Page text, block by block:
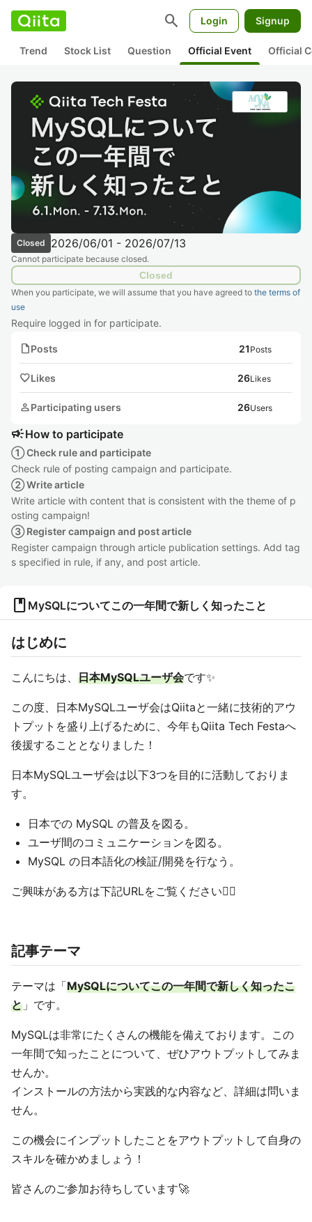
search Login Signup
Trend Stock List Question Official Event Official
Closed 2026/06/01 - 2026/07/13
Cannot participate because closed.
Closed
When you participate, we will assume that you have agreed to the terms of
use
Require logged in for participate.
notePosts 21 Posts
favoriteLikes 26Likes
personParticipating users 26Users
campaignHow to participate
① Check rule and participate
Check rule of posting campaign and participate.
② Write article
Write article with content that is consistent with the theme of p
osting campaign!
③ Register campaign and post article
Register campaign through article publication settings. Add tag
s specified in rule, if any, and post article.
book MySQLについてこの一年間で新しく知ったこと
はじめに
こんにちは、 日本MySQLユーザ会です✨
この度、日本MySQLユーザ会はQiitaと一緒に技術的アウ
トプットを盛り上げるために、今年もQiita Tech Festaへ
後援することとなりました！
日本MySQLユーザ会は以下3つを目的に活動しておりま
す。
日本での MySQL の普及を図る。
ユーザ間のコミュニケーションを図る。
MySQL の日本語化の検証/開発を行なう。
ご興味がある方は下記URLをご覧ください💁‍♂️
記事テーマ
テーマは「MySQLについてこの一年間で新しく知ったこ
と 」です。
MySQLは非常にたくさんの機能を備えております。この
一年間で知ったことについて、ぜひアウトプットしてみま
せんか。
インストールの方法から実践的な内容など、詳細は問いま
せん。
この機会にインプットしたことをアウトプットして自身の
スキルを確かめましょう！
皆さんのご参加お待ちしています🚀